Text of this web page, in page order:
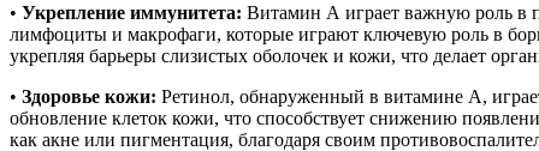
• Укрепление иммунитета: Витамин А играет важную роль в
лимфоциты и макрофаги, которые играют ключевую роль в
укрепляя барьеры слизистых оболочек и кожи, что делает
• Здоровье кожи: Ретинол, обнаруженный в витамине А,
обновление клеток кожи, что способствует снижению
как акне или пигментация, благодаря своим